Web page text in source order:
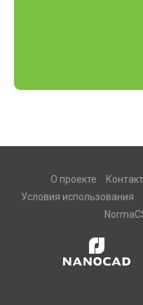
О проекте
Условия использования